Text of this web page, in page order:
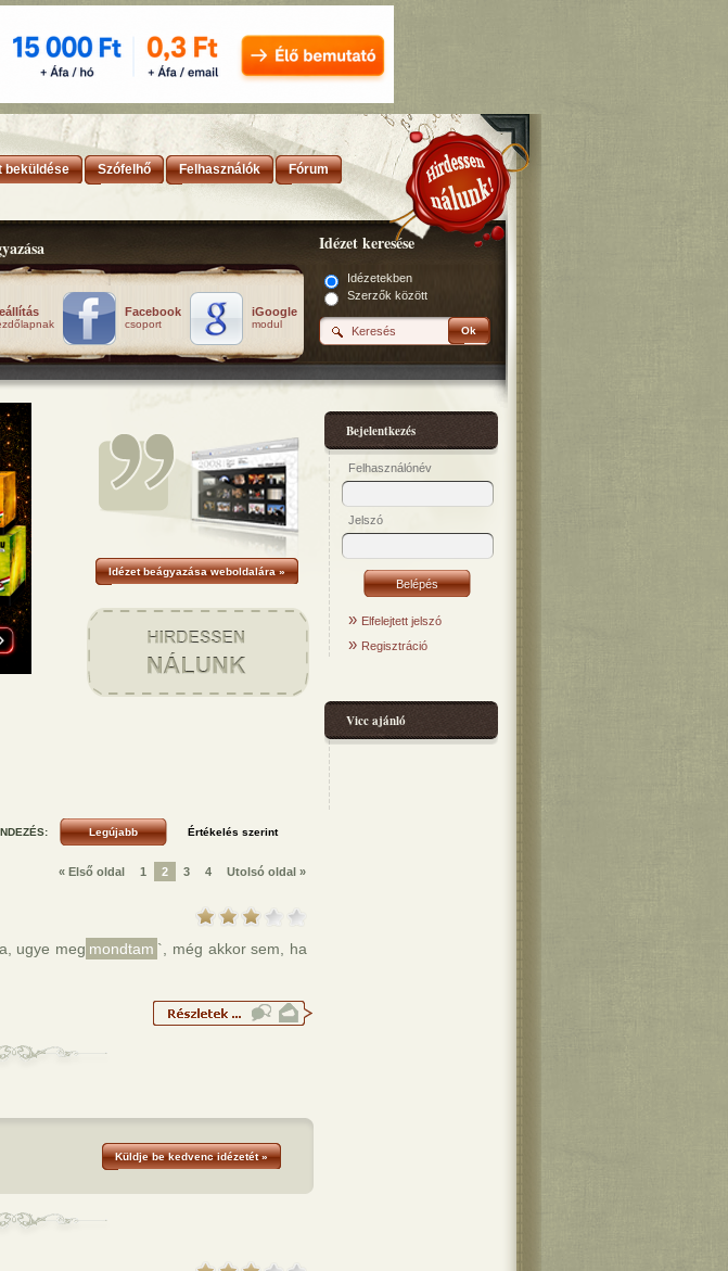
beküldése Szófelhő Felhasználók Fórum
Facebook
csoport
iGoogle
modul
Idézet keresése
Idézetekben
Szerzők között
Ok
Idézet beágyazása weboldalára »
« Első oldal 1 2 3 4 Utolsó oldal »
ugye meg mondtam `, még akkor sem, ha
Küldje be kedvenc idézetét »
Bejelentkezés
Felhasználónév
Jelszó
» Elfelejtett jelszó
» Regisztráció
Vicc ajánló